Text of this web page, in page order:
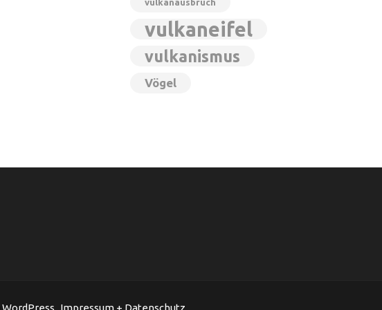
vulkanausbruch
vulkaneifel
vulkanismus
Vögel
WordPress Impressum + Datenschutz